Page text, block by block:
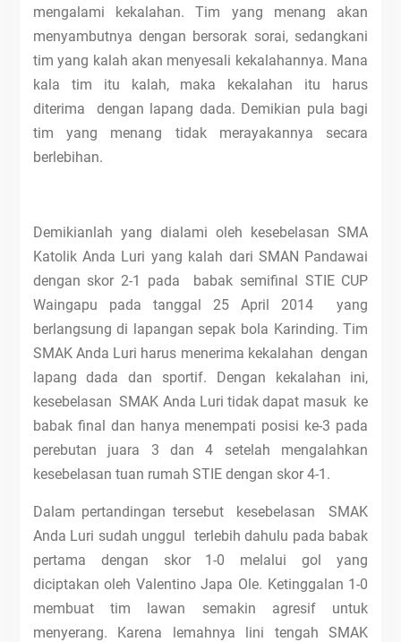
mengalami kekalahan. Tim yang menang akan
menyambutnya dengan bersorak sorai, sedangkani
tim yang kalah akan menyesali kekalahannya. Mana
kala tim itu kalah, maka kekalahan itu harus
diterima dengan lapang dada. Demikian pula bagi
tim yang menang tidak merayakannya secara
berlebihan.
Demikianlah yang dialami oleh kesebelasan SMA
Katolik Anda Luri yang kalah dari SMAN Pandawai
dengan skor 2-1 pada babak semifinal STIE CUP
Waingapu pada tanggal 25 April 2014 yang
berlangsung di lapangan sepak bola Karinding. Tim
SMAK Anda Luri harus menerima kekalahan dengan
lapang dada dan sportif. Dengan kekalahan ini,
kesebelasan SMAK Anda Luri tidak dapat masuk ke
babak final dan hanya menempati posisi ke-3 pada
perebutan juara 3 dan 4 setelah mengalahkan
kesebelasan tuan rumah STIE dengan skor 4-1.
Dalam pertandingan tersebut kesebelasan SMAK
Anda Luri sudah unggul terlebih dahulu pada babak
pertama dengan skor 1-0 melalui gol yang
diciptakan oleh Valentino Japa Ole. Ketinggalan 1-0
membuat tim lawan semakin agresif untuk
menyerang. Karena lemahnya lini tengah SMAK